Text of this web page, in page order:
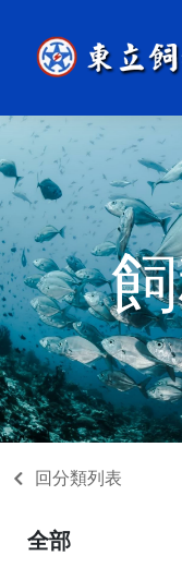
回分類列表
全部